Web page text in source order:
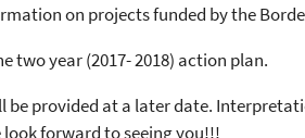
on projects funded by the
two year (2017- 2018) action plan.
be provided at a later date.
look forward to seeing you!!!